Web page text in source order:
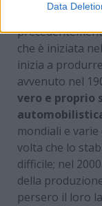
Data
davvero
che è iniziata
inizia a
avvenuto nel
vero e proprio
mondiali e
volta che lo
difficile; nel
della
persero il loro